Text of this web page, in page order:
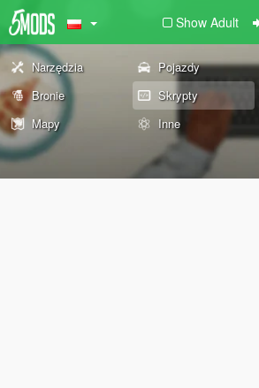
Show Adult
Narzędzia Pojazdy
Bronie
Skrypty
Mapy
Inne